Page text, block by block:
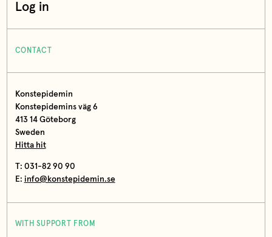
Log in
CONTACT
Konstepidemin
Konstepidemins väg 6
413 14 Göteborg
Sweden
Hitta hit
T: 031-82 90 90
E: info@konstepidemin.se
WITH SUPPORT FROM